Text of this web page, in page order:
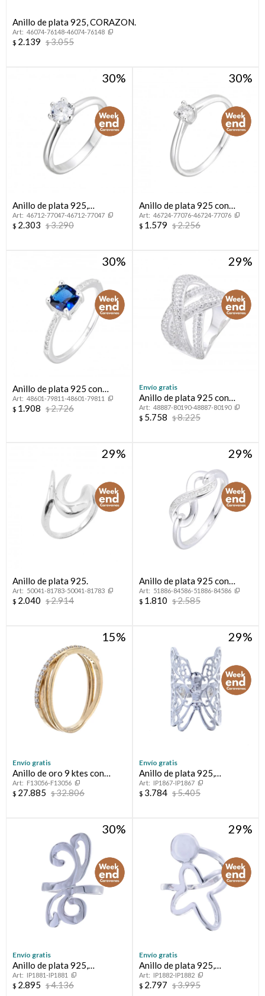
Anillo de plata 925, CORAZON.
46074-76148-46074-76148
$ 2.139 $3.055
30
Anillo de plata 925,
CINTILLO.
46712-77047-46712-77047
$ 2.303 $3.290
30
Anillo de plata 925 con
circonia, CINTILLO.
46724-77076-46724-77076
$ 1.579 $2.256
30
Anillo de plata 925 con
circonias.
48601-79811-48601-79811
$ 1.908 $2.726
29
Envío gratis
Anillo de plata 925 con
circonias, TRENZA.
48887-80190-48887-80190
$ 5.758 $8.225
29
Anillo de plata 925.
50041-81783-50041-81783
$ 2.040 $2.914
29
Anillo de plata 925 con
circonias, INFINITO.
51886-84586-51886-84586
$ 1.810 $2.585
15
Envío gratis
Anillo de oro 9 ktes con
circonias.
F13056-F13056
$ 27.885 $32.806
29
Envío gratis
Anillo de plata 925,
MARIPOSA.
IP1867-IP1867
$ 3.784 $5.405
30
Envío gratis
Anillo de plata 925,
CLEOPATRA.
IP1881-IP1881
$ 2.895 $4.136
29
Envío gratis
Anillo de plata 925,
ESPERANZA.
IP1882-IP1882
$ 2.797 $3.995